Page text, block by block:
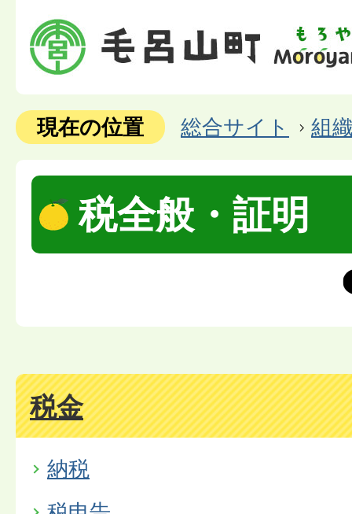
現在の位置 総合サイト 組
税全般・証明
税金
納税